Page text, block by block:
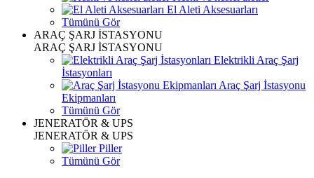
El Aleti Aksesuarları
Tümünü Gör
ARAÇ ŞARJ İSTASYONU
ARAÇ ŞARJ İSTASYONU
Elektrikli Araç Şarj
İstasyonları
Araç Şarj İstasyonu
Ekipmanları
Tümünü Gör
JENERATÖR & UPS
JENERATÖR & UPS
Piller
Tümünü Gör